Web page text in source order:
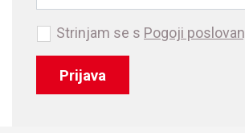
Prijava
Strinjam se s Pogoji